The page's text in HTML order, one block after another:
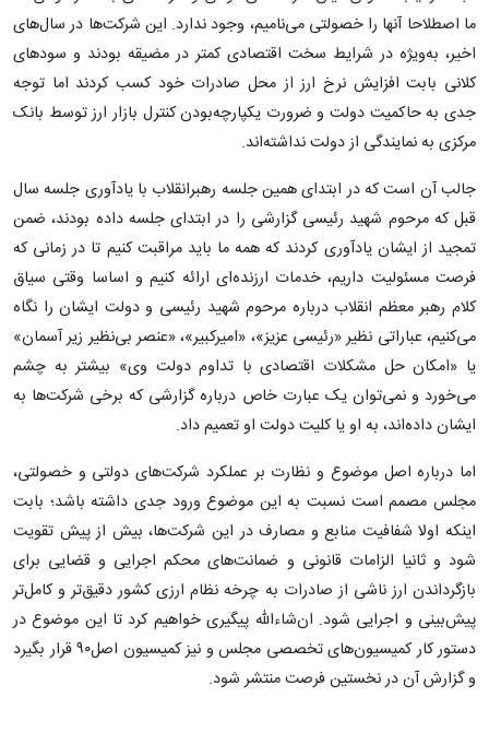
ما اصطلاحا آنها را خصولتی می‌نامیم، وجود ندارد. این شرکت‌ها در سال‌های
اخیر، به‌ویژه در شرایط سخت اقتصادی کمتر در مضیقه بودند و سودهای
کلانی بابت افزایش نرخ ارز از محل صادرات خود کسب کردند اما توجه
جدی به حاکمیت دولت و ضرورت یکپارچه‌بودن کنترل بازار ارز توسط بانک
مرکزی به نمایندگی از دولت نداشته‌اند.
جالب آن است که در ابتدای همین جلسه رهبرانقلاب با یادآوری جلسه سال
قبل که مرحوم شهید رئیسی گزارشی را در ابتدای جلسه داده بودند، ضمن
تمجید از ایشان یادآوری کردند که همه ما باید مراقبت کنیم تا در زمانی که
فرصت مسئولیت داریم، خدمات ارزنده‌ای ارائه کنیم و اساسا وقتی سیاق
کلام رهبر معظم انقلاب درباره مرحوم شهید رئیسی و دولت ایشان را نگاه
می‌کنیم، عباراتی نظیر «رئیسی عزیز»، «امیرکبیر»، «عنصر بی‌نظیر زیر آسمان»
‌یا «امکان حل مشکلات اقتصادی با تداوم دولت وی» بیشتر به چشم
می‌خورد و نمی‌توان یک عبارت خاص درباره گزارشی که برخی شرکت‌ها به
ایشان داده‌اند، ‌به او یا کلیت دولت او تعمیم داد.
اما درباره اصل موضوع و نظارت بر عملکرد شرکت‌های دولتی و خصولتی،
مجلس مصمم است نسبت به این موضوع ورود جدی داشته باشد؛ ‌بابت
اینکه اولا شفافیت منابع و مصارف در این شرکت‌ها، بیش از پیش تقویت
شود و ثانیا الزامات قانونی و ضمانت‌های محکم اجرایی و قضایی برای
بازگرداندن ارز ناشی از صادرات به چرخه نظام ارزی کشور دقیق‌تر و کامل‌تر
پیش‌بینی و اجرایی شود. ان‌شاءالله پیگیری خواهیم کرد تا این موضوع در
دستور کار کمیسیون‌های تخصصی مجلس و نیز کمیسیون اصل‌۹۰ قرار بگیرد
و گزارش آن در نخستین فرصت منتشر شود.